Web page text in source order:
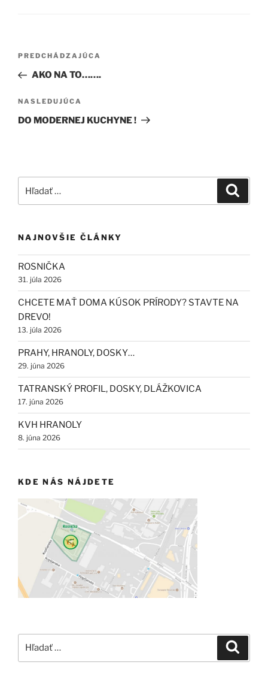
Navigácia
článku
Predchádzajúci
článok
PREDCHÁDZAJÚCA
AKO NA TO…….
Ďalší
článok
NASLEDUJÚCA
DO MODERNEJ KUCHYNE !
NAJNOVŠIE ČLÁNKY
ROSNIČKA
31. júla 2026
CHCETE MAŤ DOMA KÚSOK PRÍRODY? STAVTE NA
DREVO!
13. júla 2026
PRAHY, HRANOLY, DOSKY…
29. júna 2026
TATRANSKÝ PROFIL, DOSKY, DLÁŽKOVICA
17. júna 2026
KVH HRANOLY
8. júna 2026
KDE NÁS NÁJDETE